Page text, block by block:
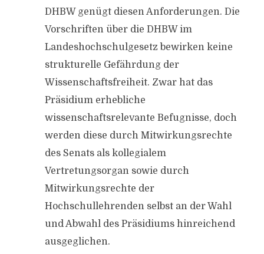
DHBW genügt diesen Anforderungen. Die
Vorschriften über die DHBW im
Landeshochschulgesetz bewirken keine
strukturelle Gefährdung der
Wissenschaftsfreiheit. Zwar hat das
Präsidium erhebliche
wissenschaftsrelevante Befugnisse, doch
werden diese durch Mitwirkungsrechte
des Senats als kollegialem
Vertretungsorgan sowie durch
Mitwirkungsrechte der
Hochschullehrenden selbst an der Wahl
und Abwahl des Präsidiums hinreichend
ausgeglichen.